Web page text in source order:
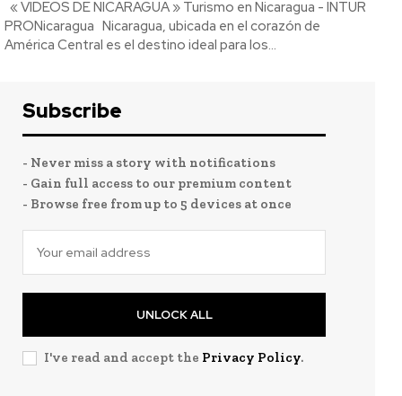
PRONicaragua Nicaragua, ubicada en el corazón de
América Central es el destino ideal para los...
Subscribe
- Never miss a story with notifications
- Gain full access to our premium content
- Browse free from up to 5 devices at once
UNLOCK ALL
I've read and accept the Privacy Policy.